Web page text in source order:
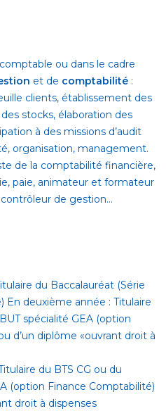
ou dans le cadre
et de comptabilité :
clients, établissement des
stocks, élaboration des
à des missions d’audit
organisation, management.
de la comptabilité financière,
paie, animateur et formateur
de gestion...
du Baccalauréat (Série
En deuxième année : Titulaire
spécialité GEA (option
d’un diplôme «ouvrant droit à
du BTS CG ou du
(option Finance Comptabilité)
droit à dispenses